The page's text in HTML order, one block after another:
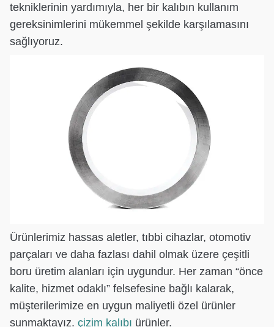
tekniklerinin yardımıyla, her bir kalıbın kullanım
gereksinimlerini mükemmel şekilde karşılamasını
sağlıyoruz.
Ürünlerimiz hassas aletler, tıbbi cihazlar, otomotiv
parçaları ve daha fazlası dahil olmak üzere çeşitli
boru üretim alanları için uygundur. Her zaman “önce
kalite, hizmet odaklı” felsefesine bağlı kalarak,
müşterilerimize en uygun maliyetli özel ürünler
sunmaktayız. çizim kalıbı ürünler.